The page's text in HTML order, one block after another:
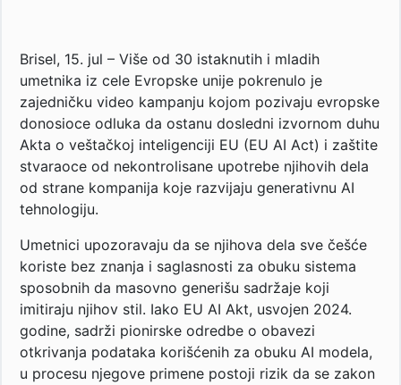
Brisel, 15. jul – Više od 30 istaknutih i mladih
umetnika iz cele Evropske unije pokrenulo je
zajedničku video kampanju kojom pozivaju evropske
donosioce odluka da ostanu dosledni izvornom duhu
Akta o veštačkoj inteligenciji EU (EU AI Act) i zaštite
stvaraoce od nekontrolisane upotrebe njihovih dela
od strane kompanija koje razvijaju generativnu AI
tehnologiju.
Umetnici upozoravaju da se njihova dela sve češće
koriste bez znanja i saglasnosti za obuku sistema
sposobnih da masovno generišu sadržaje koji
imitiraju njihov stil. Iako EU AI Akt, usvojen 2024.
godine, sadrži pionirske odredbe o obavezi
otkrivanja podataka korišćenih za obuku AI modela,
u procesu njegove primene postoji rizik da se zakon